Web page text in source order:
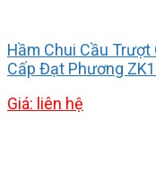
Hầm Chui Cầu
Cấp Đạt Phương
Giá: liên hệ